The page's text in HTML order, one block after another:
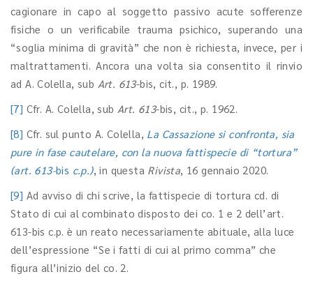
cagionare in capo al soggetto passivo acute sofferenze
fisiche o un verificabile trauma psichico, superando una
“soglia minima di gravità” che non è richiesta, invece, per i
maltrattamenti. Ancora una volta sia consentito il rinvio
ad A. Colella, sub Art. 613-bis, cit., p. 1989.
[7] Cfr. A. Colella, sub Art. 613-bis, cit., p. 1962.
[8] Cfr. sul punto A. Colella, La Cassazione si confronta, sia
pure in fase cautelare, con la nuova fattispecie di “tortura”
(art. 613-bis c.p.), in questa Rivista, 16 gennaio 2020.
[9] Ad avviso di chi scrive, la fattispecie di tortura cd. di
Stato di cui al combinato disposto dei co. 1 e 2 dell’art.
613-bis c.p. è un reato necessariamente abituale, alla luce
dell’espressione “Se i fatti di cui al primo comma” che
figura all’inizio del co. 2.